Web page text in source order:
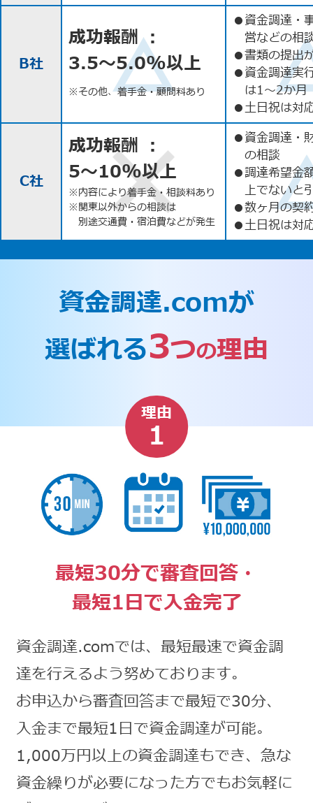
B社
成功報酬 ：
3.5〜5.0%以上
※その他、着手金・顧問料あり
●資金調達・
営などの相
●書類の提出
●資金調達実
は1〜2か月
●土日祝は対
C社
成功報酬 ：
5〜10%以上
※内容により着手金・相談料あり
※関東以外からの相談は
別途交通費・宿泊費などが発生
●資金調達・
の相談
●調達希望金
上でないと
●数ヶ月の契
●土日祝は対
資金調達.comが
選ばれる3つの理由
理由
1
最短30分で審査回答・
最短1日で入金完了
資金調達.comでは、最短最速で資金調
達を行えるよう努めております。
お申込から審査回答まで最短で30分、
入金まで最短1日で資金調達が可能。
1,000万円以上の資金調達もでき、急な
資金繰りが必要になった方でもお気軽に